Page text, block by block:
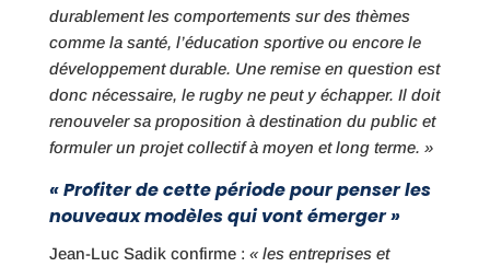
durablement les comportements sur des thèmes
comme la santé, l’éducation sportive ou encore le
développement durable. Une remise en question est
donc nécessaire, le rugby ne peut y échapper. Il doit
renouveler sa proposition à destination du public et
formuler un projet collectif à moyen et long terme. »
« Profiter de cette période pour penser les
nouveaux modèles qui vont émerger »
Jean-Luc Sadik confirme : « les entreprises et